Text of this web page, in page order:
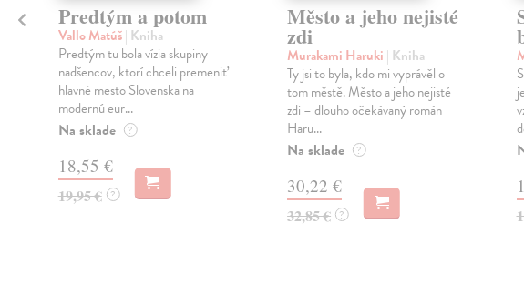
Predtým a potom
Vallo Matúš| Kniha
Predtým tu bola vízia skupiny
nadšencov, ktorí chceli premeniť
hlavné mesto Slovenska na
modernú eur...
Na sklade ?
18,55 €
19,95 € ?
Město a jeho nejisté
zdi
Murakami Haruki | Kniha
Ty jsi to byla, kdo mi vyprávěl o
tom městě. Město a jeho nejisté
zdi – dlouho očekávaný román
Haru...
Na sklade ?
30,22 €
32,85 € ?